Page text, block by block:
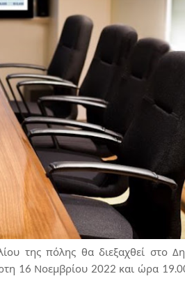
της πόλης θα διεξαχθεί στο
16 Νοεμβρίου 2022 και ώρα